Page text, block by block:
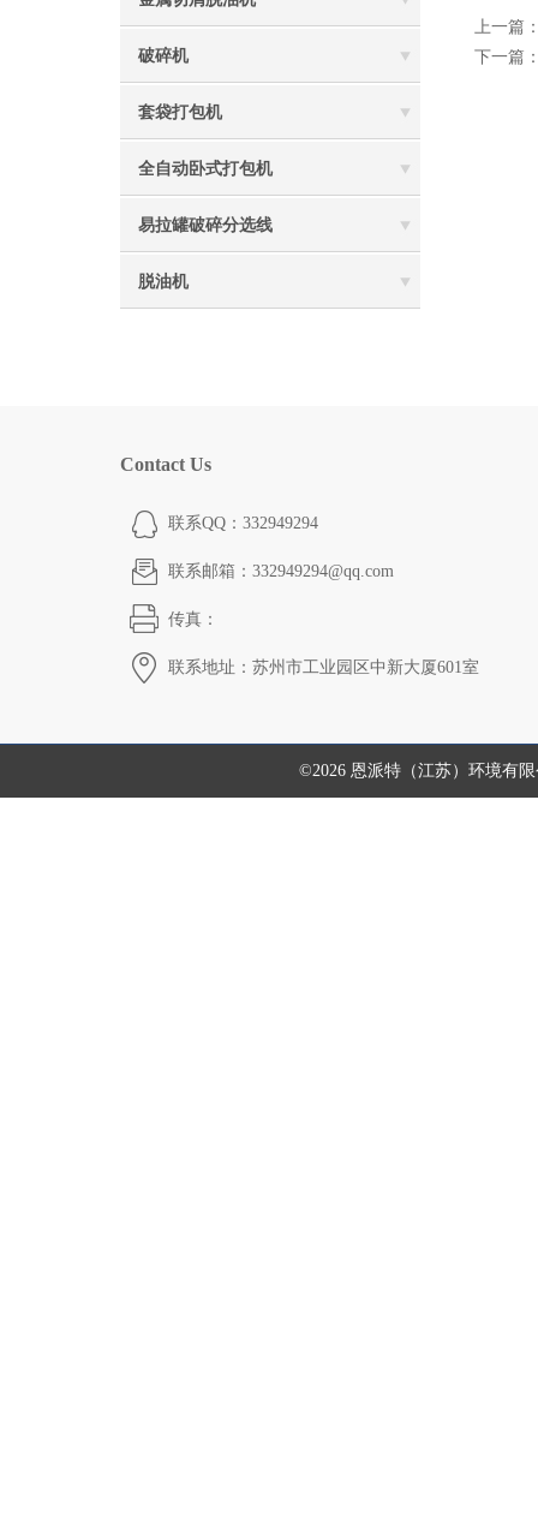
破碎机
套袋打包机
全自动卧式打包机
易拉罐破碎分选线
脱油机
上一篇
下一篇
Contact Us
联系QQ：332949294
联系邮箱：332949294@qq.com
传真：
联系地址：苏州市工业园区中新大厦601室
©2026 恩派特（江苏）环境有